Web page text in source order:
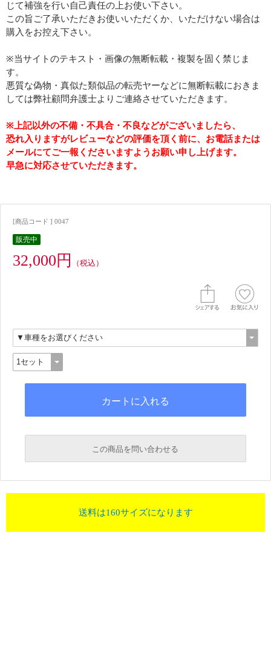
じて補強を行い自己責任の上お使い下さい。
この旨ご了承いただきお使いいただくか、いただけない場合は
購入をお控え下さい。
※当サイトのテキスト・画像の無断転載・複製を固く禁じま
す。
悪質な偽物・真似た類似品の転売ヤーなどに無断転載におきま
しては弊社顧問弁護士よりご連絡させていただきます。
※上記以外の不備・不具合・不良などがございましたら、
恐れ入りますがレビューなどの評価を頂く前に、お電話または
メールにてご一報くださいますようお願い申し上げます。
早急に対応させていただきます。
[商品コード ] 0047
販売中
32,000円 （税込）
この商品を問い合わせる
送料は160サイズになります